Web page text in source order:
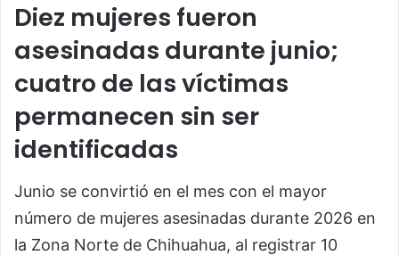
Diez mujeres fueron
asesinadas durante junio;
cuatro de las víctimas
permanecen sin ser
identificadas
Junio se convirtió en el mes con el mayor
número de mujeres asesinadas durante 2026 en
la Zona Norte de Chihuahua, al registrar 10